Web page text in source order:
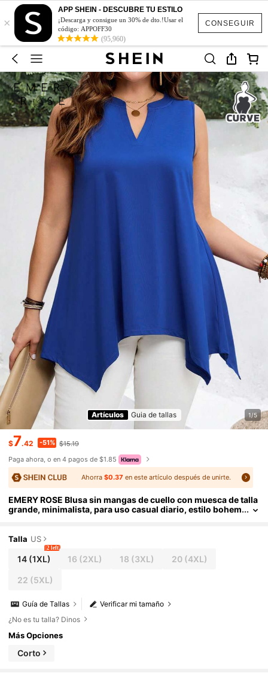
CONSEGUIR
×
APP SHEIN - DESCUBRE TU ESTILO
¡Descarga y consigue un 30% de dto.!Usar el
código: APPOFF30
(95,960)
Artículos Guia de tallas 1/5
$7.42 -51% $15.19
Paga ahora, o en 4 pagos de $1.85
Ahorra $0.37 en este artículo después de unirte.
EMERY ROSE Blusa sin mangas de cuello con muesca de talla
grande, minimalista, para uso casual diario, estilo bohem
Talla US
14(1XL)
2 left
16 (2XL) 18 (3XL) 20(4XL)
22 (5XL)
Verificar mi tamaño
Guía de Tallas
¿No es tu talla? Dinos
Más Opciones
Corto